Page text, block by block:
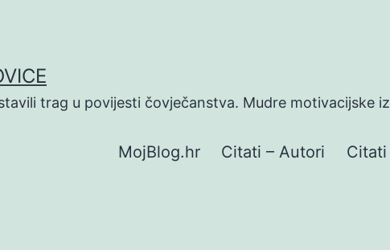
trag u povijesti čovječanstva. Mudre motivacijske
MojBlog.hr Citati – Autori Citati